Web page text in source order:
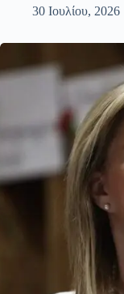
30 Ιουλίου, 2026